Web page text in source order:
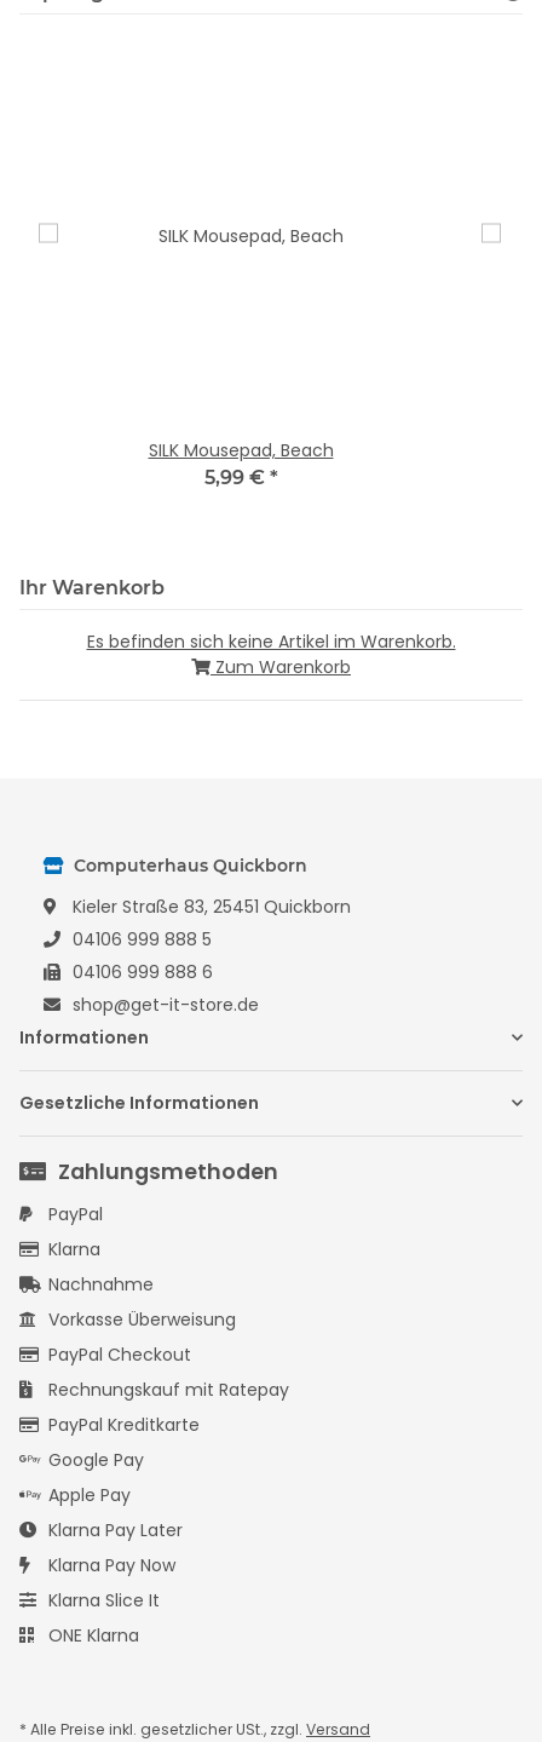
SILK Mousepad, Beach
5,99 € *
Ihr Warenkorb
Es befinden sich keine Artikel im Warenkorb.
Zum Warenkorb
Computerhaus Quickborn
Kieler Straße 83, 25451 Quickborn
04106 999 888 5
04106 999 888 6
shop@get-it-store.de
Informationen
Gesetzliche Informationen
Zahlungsmethoden
PayPal
Klarna
Nachnahme
Vorkasse Überweisung
PayPal Checkout
Rechnungskauf mit Ratepay
PayPal Kreditkarte
Google Pay
Apple Pay
Klarna Pay Later
Klarna Pay Now
Klarna Slice It
ONE Klarna
* Alle Preise inkl. gesetzlicher USt., zzgl. Versand